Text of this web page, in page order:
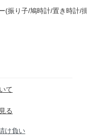
(振り子/鳩時計/置き時計/
て
る
け負い